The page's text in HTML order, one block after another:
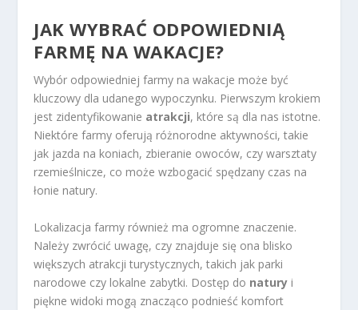
JAK WYBRAĆ ODPOWIEDNIĄ
FARMĘ NA WAKACJE?
Wybór odpowiedniej farmy na wakacje może być
kluczowy dla udanego wypoczynku. Pierwszym krokiem
jest zidentyfikowanie atrakcji, które są dla nas istotne.
Niektóre farmy oferują różnorodne aktywności, takie
jak jazda na koniach, zbieranie owoców, czy warsztaty
rzemieślnicze, co może wzbogacić spędzany czas na
łonie natury.
Lokalizacja farmy również ma ogromne znaczenie.
Należy zwrócić uwagę, czy znajduje się ona blisko
większych atrakcji turystycznych, takich jak parki
narodowe czy lokalne zabytki. Dostęp do natury i
piękne widoki mogą znacząco podnieść komfort